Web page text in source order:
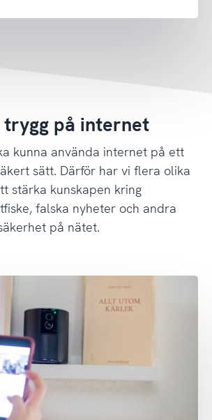
trygg på internet
kunna använda internet på ett
sätt. Därför har vi flera olika
stärka kunskapen kring
falska nyheter och andra
på nätet.